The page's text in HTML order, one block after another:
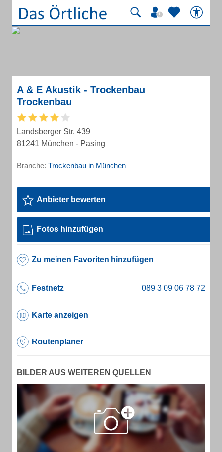
A & E Akustik - Trockenbau
Trockenbau
Landsberger Str. 439
81241 München - Pasing
Branche: Trockenbau in München
Anbieter bewerten
Fotos hinzufügen
Zu meinen Favoriten hinzufügen
Festnetz
Karte anzeigen
Routenplaner
BILDER AUS WEITEREN QUELLEN